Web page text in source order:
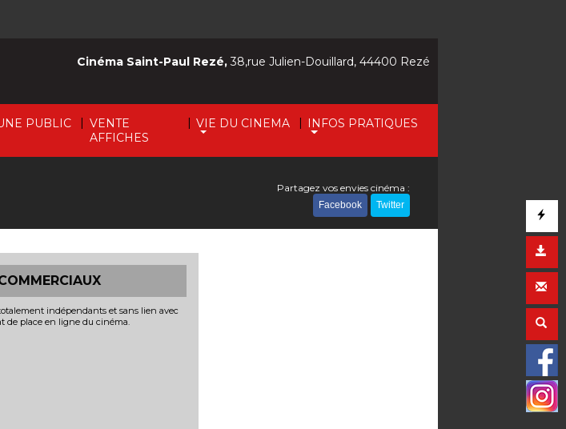
PUBLIC | VENTE
AFFICHES
| VIE DU CINEMA | INFOS PRATIQUES
Cinéma Saint-Paul Rezé,38,rue Julien-Douillard, 44400 Rezé
Partagez vos envies cinéma :
Facebook Twitter
indépendants et sans lien avec
de place en ligne du cinéma.